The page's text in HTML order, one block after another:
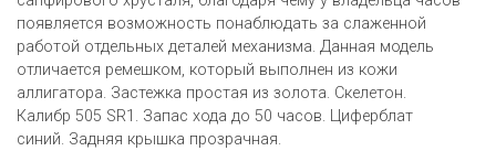
появляется возможность понаблюдать за слаженной
работой отдельных деталей механизма. Данная модель
отличается ремешком, который выполнен из кожи
аллигатора. Застежка простая из золота. Скелетон.
Калибр 505 SR1. Запас хода до 50 часов. Циферблат
синий. Задняя крышка прозрачная.